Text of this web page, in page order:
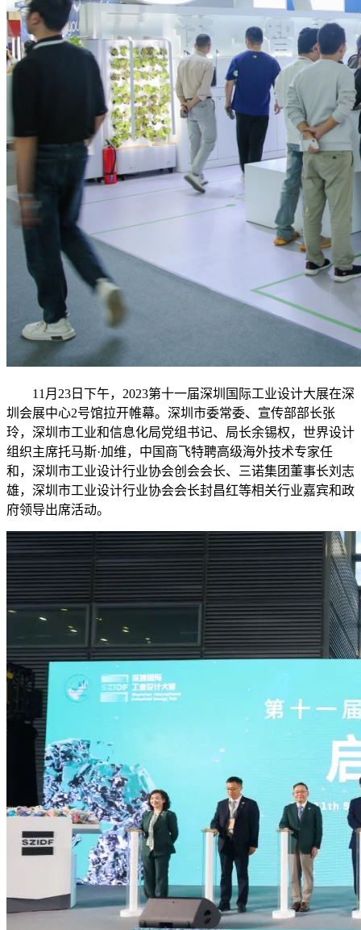
11月23日下午，2023第十一届深圳国际工业设计大展在深
圳会展中心2号馆拉开帷幕。深圳市委常委、宣传部部长张
玲，深圳市工业和信息化局党组书记、局长余锡权，世界设计
组织主席托马斯·加维，中国商飞特聘高级海外技术专家任
和，深圳市工业设计行业协会创会会长、三诺集团董事长刘志
雄，深圳市工业设计行业协会会长封昌红等相关行业嘉宾和政
府领导出席活动。